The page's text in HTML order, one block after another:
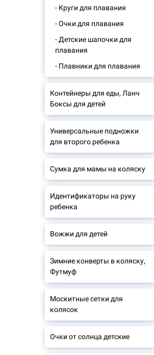
- Круги для плавания
- Очки для плавания
- Детские шапочки для
плавания
- Плавники для плавания
Контейнеры для еды, Ланч
Боксы для детей
Универсальные подножки
для второго ребенка
Сумка для мамы на коляску
Идентификаторы на руку
ребенка
Вожжи для детей
Зимние конверты в коляску,
Футмуф
Москитные сетки для
колясок
Очки от солнца детские